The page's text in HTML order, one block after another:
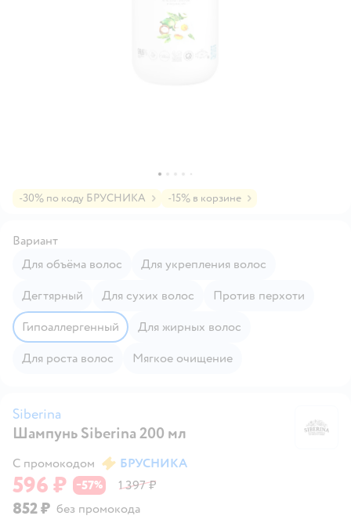
-30% по коду БРУСНИКА -15% в корзине
Вариант
Для объёма волос
Для укрепления волос
Дегтярный
Для сухих волос
Против перхоти
Гипоаллергенный
Для жирных волос
Для роста волос
Мягкое очищение
Siberina
Шампунь Siberina 200 мл
С промокодом
БРУСНИКА
596 ₽ −57% 1 397 ₽
852 ₽ без промокода